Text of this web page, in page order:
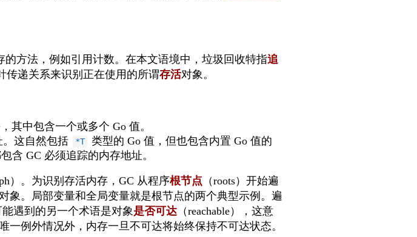
的方法，例如引用计数。在本文语境中，垃圾回收特指追
传递关系来识别正在使用的所谓存活对象。
其中包含一个或多个 Go 值。
这自然包括 *T
类型的 Go 值，但也包含内置 Go 值的
含 GC 必须追踪的内存地址。
）。为识别存活内存，GC 从程序根节点 （roots）开始遍
象。局部变量和全局变量就是根节点的两个典型示例。遍
遇到的另一个术语是对象是否可达 （reachable），这意
例外情况外，内存一旦不可达将始终保持不可达状态。